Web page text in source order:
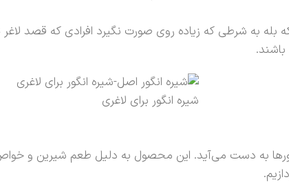
بله به شرطی که زیاده روی صورت نگیرد افرادی که قصد
شیره انگور برای لاغری
به دست می‌آید. این محصول به دلیل طعم شیرین و خواص